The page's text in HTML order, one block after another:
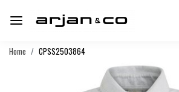
Home CPSS2503864